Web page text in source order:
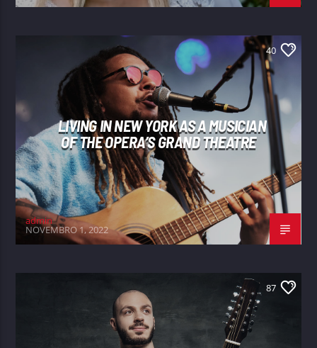
40
LIVING IN NEW YORK AS A MUSICIAN
OF THE OPERA’S GRAND THEATRE
admin
NOVEMBRO 1, 2022
87